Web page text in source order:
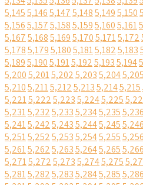
5,1455,1465,1475,1485,1495,150
5,1565,1575,1585,1595,1605,161
5,1675,1685,1695,1705,1715,172
5,1785,1795,1805,1815,1825,183
5,1895,1905,1915,1925,1935,194
5,2005,2015,2025,2035,2045,205
5,2105,2115,2125,2135,2145,215
5,2215,2225,2235,2245,225
5,2315,2325,2335,2345,2355,236
5,2415,2425,2435,2445,2455,246
5,2515,2525,2535,2545,2555,256
5,2615,2625,2635,2645,2655,266
5,2715,2725,2735,2745,275
5,2815,2825,2835,2845,2855,286